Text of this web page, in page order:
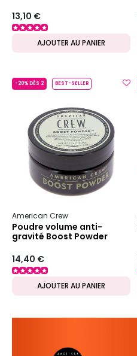
13,10 €
AJOUTER AU PANIER
-20% DÈS 2 BEST-SELLER
American Crew
Poudre volume anti-
gravité Boost Powder
14,40 €
AJOUTER AU PANIER